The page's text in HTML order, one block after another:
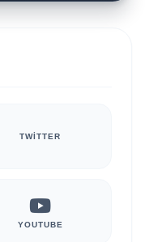
TWITTER
YOUTUBE